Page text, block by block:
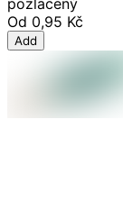
Od 0,95 Kč
Add